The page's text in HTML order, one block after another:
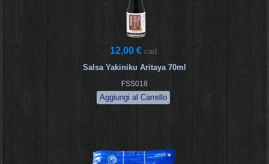
12,00 € cad.
Salsa Yakiniku Aritaya 70ml
FSS018